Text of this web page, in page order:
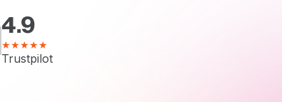
4.9
★★★★★
Trustpilot